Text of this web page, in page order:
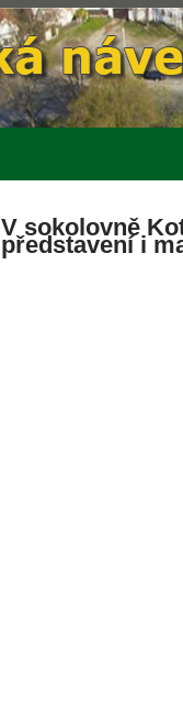
V sokolovně
představení i